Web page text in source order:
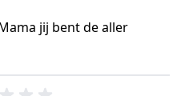
jij bent de aller